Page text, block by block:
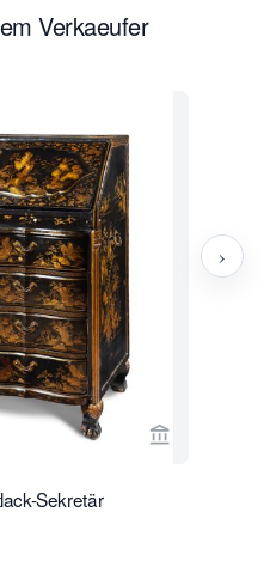
Verkaeufer
Sekretär
›